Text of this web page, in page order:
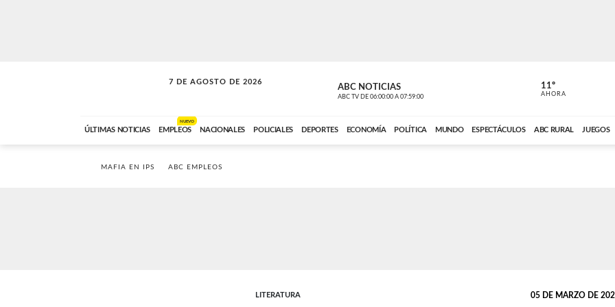
7 DE AGOSTO DE 2026
LA INCONDICIONAL ABC NOTICIAS
ABC TV DE 06:00:00 A 07:59:00 ABC CARDINAL
11º
AHORA
ÚLTIMAS NOTICIAS EMPLEOS
NUEVO
NACIONALES POLICIALES DEPORTES ECONOMÍA POLÍTICA MUNDO ESPECTÁCULOS ABC RURAL JUEGOS
MAFIA EN IPS ABC EMPLEOS
LITERATURA 05 DE MARZO DE